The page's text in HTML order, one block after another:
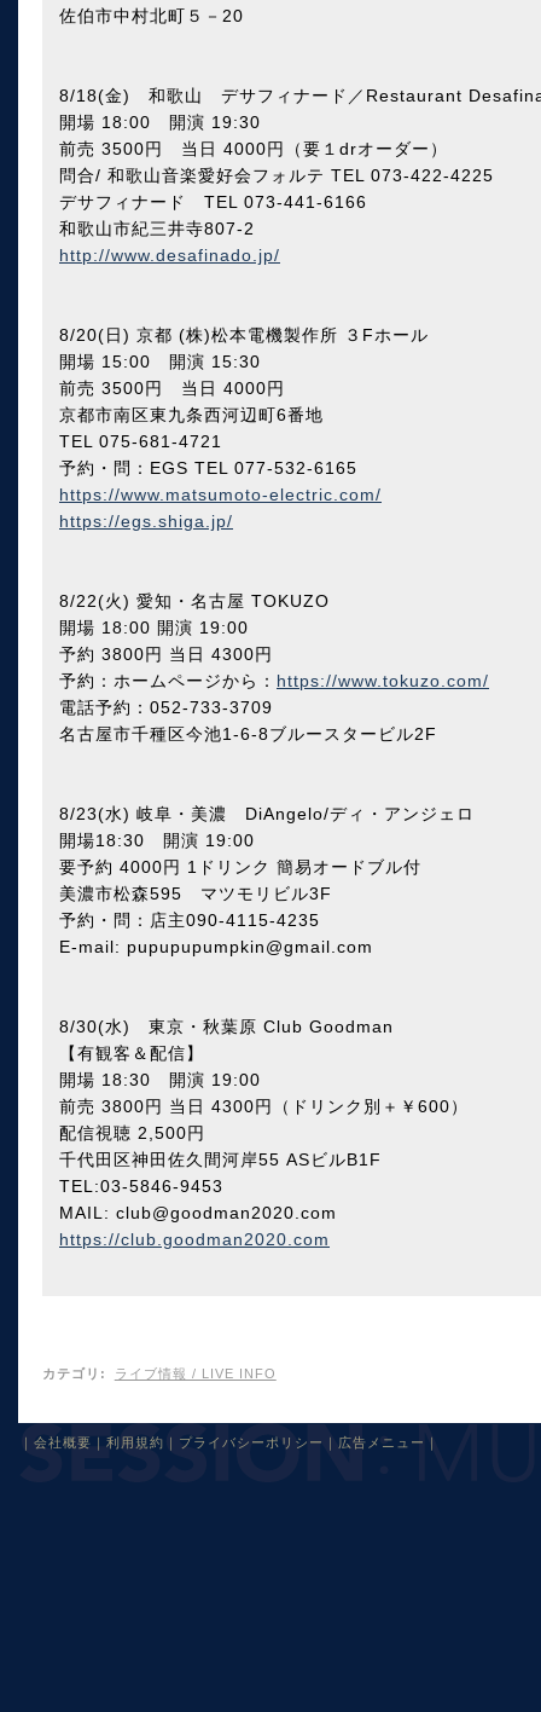
佐伯市中村北町５－20
8/18(金) 和歌山 デサフィナード／Restaurant
開場 18:00 開演 19:30
前売 3500円 当日 4000円（要１drオーダー）
問合/ 和歌山音楽愛好会フォルテ TEL 073-422-4225
デサフィナード TEL 073-441-6166
和歌山市紀三井寺807-2
http://www.desafinado.jp/
8/20(日) 京都 (株)松本電機製作所 ３Fホール
開場 15:00 開演 15:30
前売 3500円 当日 4000円
京都市南区東九条西河辺町6番地
TEL 075-681-4721
予約・問：EGS TEL 077-532-6165
https://www.matsumoto-electric.com/
https://egs.shiga.jp/
8/22(火) 愛知・名古屋 TOKUZO
開場 18:00 開演 19:00
予約 3800円 当日 4300円
予約：ホームページから： https://www.tokuzo.com/
電話予約：052-733-3709
名古屋市千種区今池1-6-8ブルースタービル2F
8/23(水) 岐阜・美濃 DiAngelo/ディ・アンジェロ
開場18:30 開演 19:00
要予約 4000円 1ドリンク 簡易オードブル付
美濃市松森595 マツモリビル3F
予約・問：店主090-4115-4235
E-mail: pupupupumpkin@gmail.com
8/30(水) 東京・秋葉原 Club Goodman
【有観客＆配信】
開場 18:30 開演 19:00
前売 3800円 当日 4300円（ドリンク別＋￥600）
配信視聴 2,500円
千代田区神田佐久間河岸55 ASビルB1F
TEL:03-5846-9453
MAIL: club@goodman2020.com
https://club.goodman2020.com
カテゴリ : ライブ情報 / LIVE INFO
会社概要 利用規約 プライバシーポリシー 広告メニュー